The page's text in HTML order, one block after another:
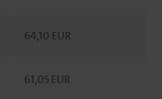
64,10 EUR
61,05 EUR